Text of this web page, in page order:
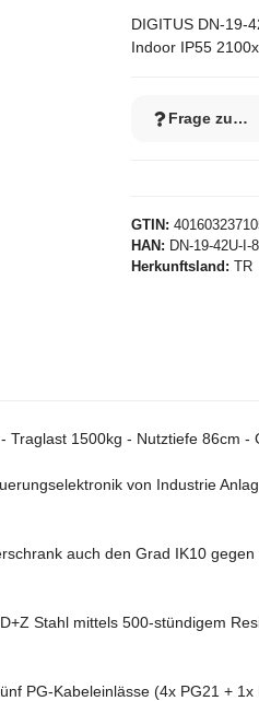
GTIN
HAN
DN-19-42U-I-
Herkunftsland
TR
DIGITUS DN-19-
Indoor IP55
Frage zum
Traglast 1500kg - Nutztiefe 86cm -
von Industrie
auch den Grad IK10
Stahl mittels 500-stündigem
PG-Kabeleinlässe (4x PG21 +